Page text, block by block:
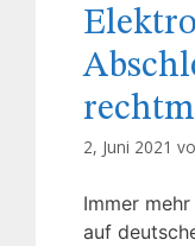
2, Juni 2021
Immer
auf